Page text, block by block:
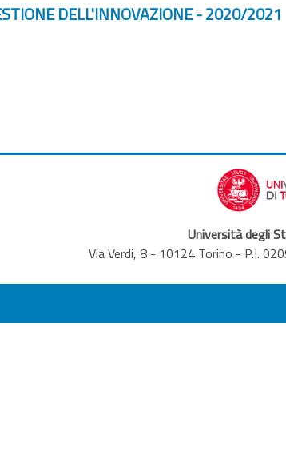
DELL'INNOVAZIONE - 2020/2021
Università degli
Via Verdi, 8 - 10124 Torino - P.I.